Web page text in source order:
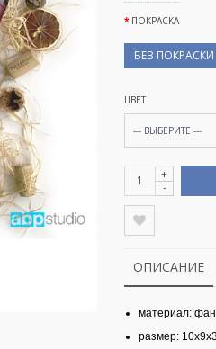
ПОКРАСКА
БЕЗ ПОКРАСКИ
ЦВЕТ
--- ВЫБЕРИТЕ ---
+
-
ОПИСАНИЕ
материал:
размер: